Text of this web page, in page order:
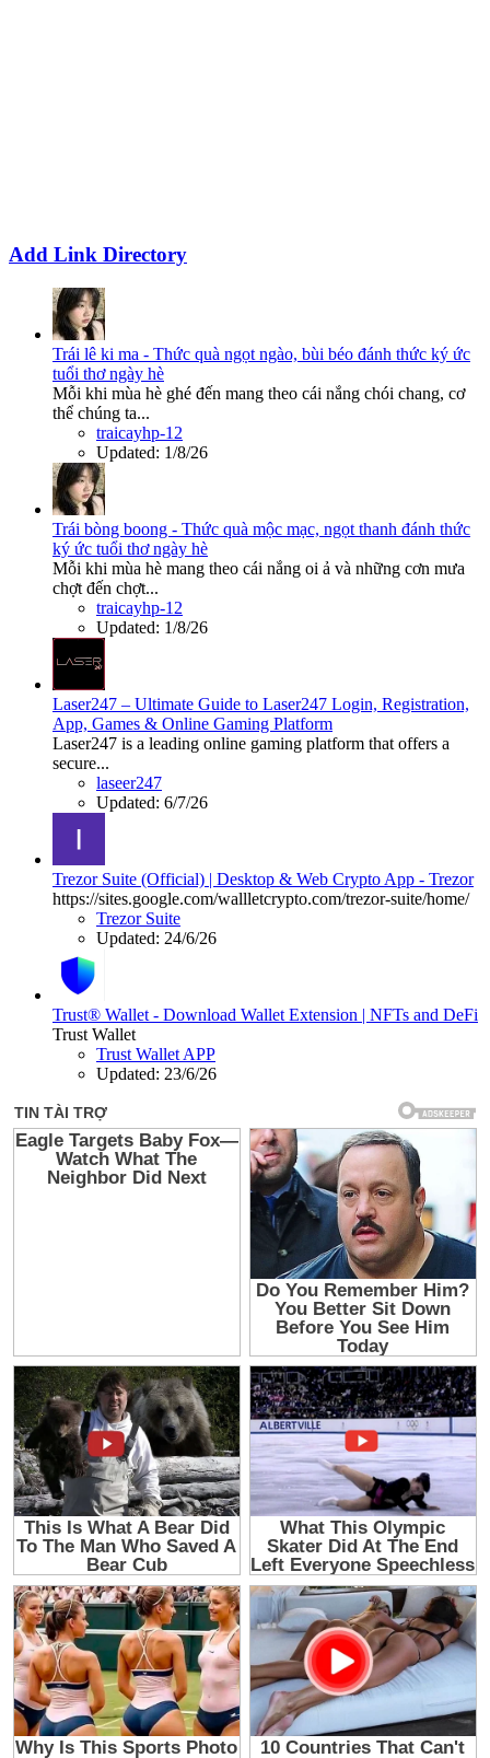
Add Link Directory
Trái lê ki ma - Thức quà ngọt ngào, bùi béo đánh thức ký ức
tuổi thơ ngày hè
Mỗi khi mùa hè ghé đến mang theo cái nắng chói chang, cơ
thể chúng ta...
traicayhp-12
Updated: 1/8/26
Trái bòng boong - Thức quà mộc mạc, ngọt thanh đánh thức
ký ức tuổi thơ ngày hè
Mỗi khi mùa hè mang theo cái nắng oi ả và những cơn mưa
chợt đến chợt...
traicayhp-12
Updated: 1/8/26
Laser247 – Ultimate Guide to Laser247 Login, Registration,
App, Games & Online Gaming Platform
Laser247 is a leading online gaming platform that offers a
secure...
laseer247
Updated: 6/7/26
Trezor Suite (Official) | Desktop & Web Crypto App - Trezor
https://sites.google.com/wallletcrypto.com/trezor-suite/home/
Trezor Suite
Updated: 24/6/26
Trust® Wallet - Download Wallet Extension | NFTs and DeFi
Trust Wallet
Trust Wallet APP
Updated: 23/6/26